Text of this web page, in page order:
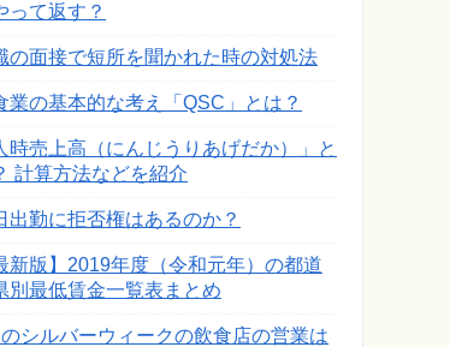
って返す？
の面接で短所を聞かれた時の対処法
業の基本的な考え「QSC」とは？
時売上高（にんじうりあげだか）」と
計算方法などを紹介
出勤に拒否権はあるのか？
新版】2019年度（令和元年）の都道
別最低賃金一覧表まとめ
シルバーウィークの飲食店の営業は